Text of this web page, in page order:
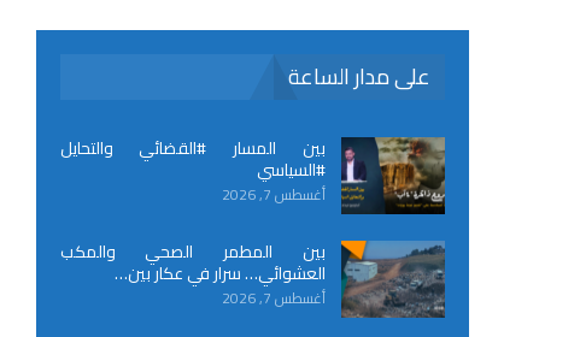
على مدار الساعة
بين المسار #القضائي والتحايل
#السياسي
أغسطس 7, 2026
بين المطمر الصحي والمكب
العشوائي… سرار في عكار بين…
أغسطس 7, 2026